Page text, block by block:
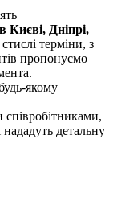
Києві, Дніпрі,
терміни, з
пропонуємо
якому
детальну